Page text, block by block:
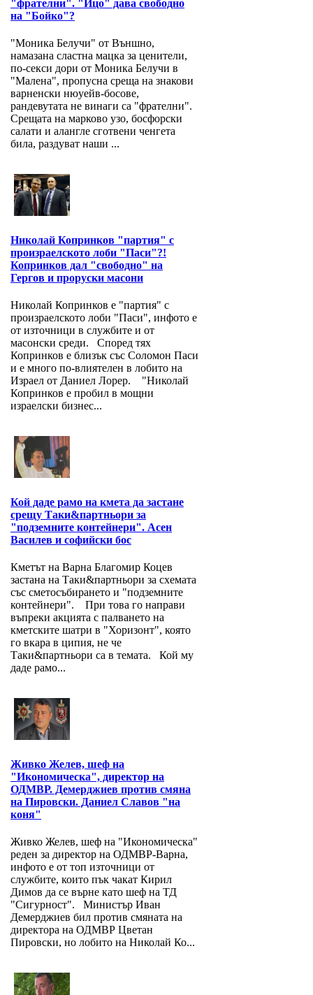
"фрателни". "Ицо" дава свободно
на "Бойко"?
"Моника Белучи" от Външно,
намазана сластна мацка за ценители,
по-секси дори от Моника Белучи в
"Малена", пропусна среща на знакови
варненски нюуейв-босове,
рандевутата не винаги са "фрателни".
Срещата на марково узо, босфорски
салати и алангле сготвени ченгета
била, раздуват наши ...
Николай Копринков "партия" с
произраелското лоби "Паси"?!
Копринков дал "свободно" на
Гергов и проруски масони
Николай Копринков е "партия" с
произраелското лоби "Паси", инфото е
от източници в службите и от
масонски среди. Според тях
Копринков е близък със Соломон Паси
и е много по-влиятелен в лобито на
Израел от Даниел Лорер. "Николай
Копринков е пробил в мощни
израелски бизнес...
Кой даде рамо на кмета да застане
срещу Таки&партньори за
"подземните контейнери". Асен
Василев и софийски бос
Кметът на Варна Благомир Коцев
застана на Таки&партньори за схемата
със сметосъбирането и "подземните
контейнери". При това го направи
въпреки акцията с палването на
кметските шатри в "Хоризонт", която
го вкара в ципия, не че
Таки&партньори са в темата. Кой му
даде рамо...
Живко Желев, шеф на
"Икономическа", директор на
ОДМВР. Демерджиев против смяна
на Пировски. Даниел Славов "на
коня"
Живко Желев, шеф на "Икономическа"
реден за директор на ОДМВР-Варна,
инфото е от топ източници от
службите, които пък чакат Кирил
Димов да се върне като шеф на ТД
"Сигурност". Министър Иван
Демерджиев бил против смяната на
директора на ОДМВР Цветан
Пировски, но лобито на Николай Ко...